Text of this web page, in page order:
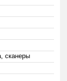
сканеры